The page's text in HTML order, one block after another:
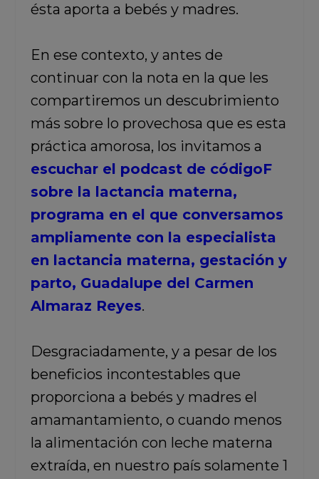
ésta aporta a bebés y madres.
En ese contexto, y antes de
continuar con la nota en la que les
compartiremos un descubrimiento
más sobre lo provechosa que es esta
práctica amorosa, los invitamos a
escuchar el podcast de códigoF
sobre la lactancia materna,
programa en el que conversamos
ampliamente con la especialista
en lactancia materna, gestación y
parto, Guadalupe del Carmen
Almaraz Reyes.
Desgraciadamente, y a pesar de los
beneficios incontestables que
proporciona a bebés y madres el
amamantamiento, o cuando menos
la alimentación con leche materna
extraída, en nuestro país solamente 1